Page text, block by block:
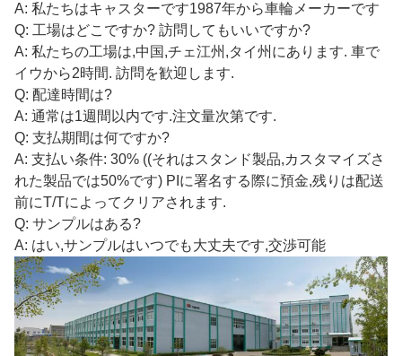
A: 私たちはキャスターです1987年から車輪メーカーです
Q: 工場はどこですか? 訪問してもいいですか?
A: 私たちの工場は,中国,チェ江州,タイ州にあります. 車で
イウから2時間. 訪問を歓迎します.
Q: 配達時間は?
A: 通常は1週間以内です.注文量次第です.
Q: 支払期間は何ですか?
A: 支払い条件: 30% ((それはスタンド製品,カスタマイズさ
れた製品では50%です) PIに署名する際に預金,残りは配送
前にT/Tによってクリアされます.
Q: サンプルはある?
A: はい,サンプルはいつでも大丈夫です,交渉可能